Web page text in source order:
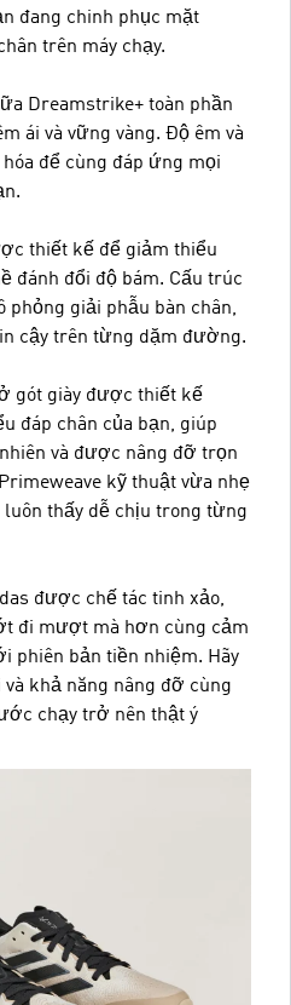
đang chinh phục mặt
trên máy chạy.
Dreamstrike+ toàn phần
ái và vững vàng. Độ êm và
để cùng đáp ứng mọi
thiết kế để giảm thiểu
đánh đổi độ bám. Cấu trúc
phỏng giải phẫu bàn chân,
cậy trên từng dặm đường.
gót giày được thiết kế
đáp chân của bạn, giúp
và được nâng đỡ trọn
kỹ thuật vừa nhẹ
thấy dễ chịu trong từng
được chế tác tinh xảo,
đi mượt mà hơn cùng cảm
phiên bản tiền nhiệm. Hãy
khả năng nâng đỡ cùng
chạy trở nên thật ý